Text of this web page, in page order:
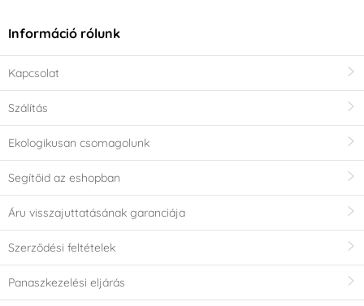
Információ rólunk
Kapcsolat
Szálítás
Ekologikusan csomagolunk
Segítőid az eshopban
Áru visszajuttatásának garanciája
Szerződési feltételek
Panaszkezelési eljárás